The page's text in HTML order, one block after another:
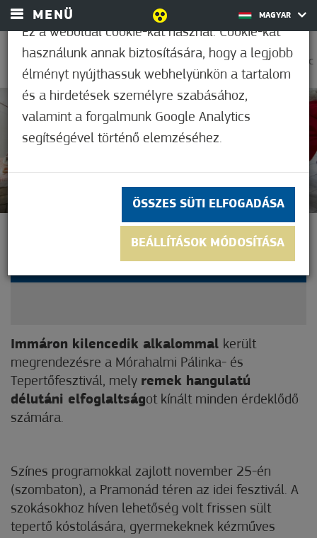
MENÜ MAGYAR
0
26,1°C
Nem értékelt
IX. MÓRAHALMI PÁLINKA-
ÉS TEPERTŐFESZTIVÁL
Immáron kilencedik alkalommal került
megrendezésre a Mórahalmi Pálinka- és
Tepertőfesztivál, mely remek hangulatú
délutáni elfoglaltságot kínált minden érdeklődő
számára.
Színes programokkal zajlott november 25-én
(szombaton), a Pramonád téren az idei fesztivál. A
szokásokhoz híven lehetőség volt frissen sült
tepertő kóstolására, gyermekeknek kézműves
Ez a weboldal cookie-kat használ. Cookie-kat
használunk annak biztosítására, hogy a legjobb
élményt nyújthassuk webhelyünkön a tartalom
és a hirdetések személyre szabásához,
valamint a forgalmunk Google Analytics
segítségével történő elemzéséhez.
ÖSSZES SÜTI ELFOGADÁSA
BEÁLLÍTÁSOK MÓDOSÍTÁSA